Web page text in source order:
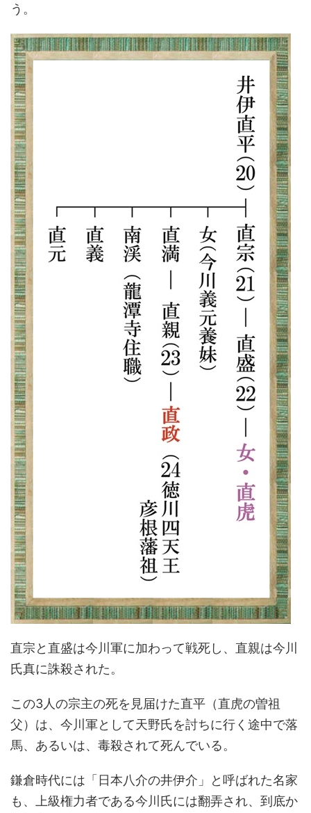
う。
直宗と直盛は今川軍に加わって戦死し、直親は今川
氏真に誅殺された。
この3人の宗主の死を見届けた直平（直虎の曽祖
父）は、今川軍として天野氏を討ちに行く途中で落
馬、あるいは、毒殺されて死んでいる。
鎌倉時代には「日本八介の井伊介」と呼ばれた名家
も、上級権力者である今川氏には翻弄され、到底か